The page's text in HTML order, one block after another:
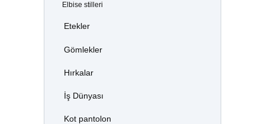
Elbise stilleri
Etekler
Gömlekler
Hırkalar
İş Dünyası
Kot pantolon